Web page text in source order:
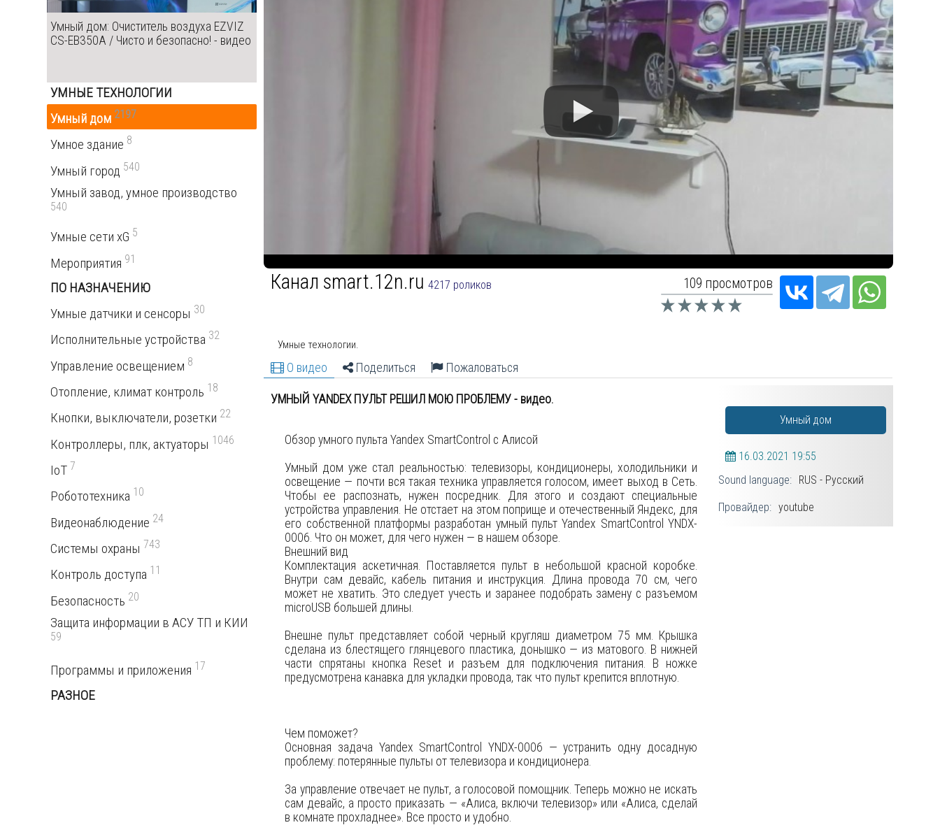
Канал smart.12n.ru 4217 роликов 109 просмотров
Умные технологии.
О видео Поделиться Пожаловаться
УМНЫЙ YANDEX ПУЛЬТ РЕШИЛ МОЮ ПРОБЛЕМУ - видео.
Обзор умного пульта Yandex SmartControl с Алисой
Умный дом уже стал реальностью: телевизоры, кондиционеры, холодильники и
освещение — почти вся такая техника управляется голосом, имеет выход в Сеть.
Чтобы ее распознать, нужен посредник. Для этого и создают специальные
устройства управления. Не отстает на этом поприще и отечественный Яндекс, для
его собственной платформы разработан умный пульт Yandex SmartControl YNDX-
0006. Что он может, для чего нужен — в нашем обзоре.
Внешний вид
Комплектация аскетичная. Поставляется пульт в небольшой красной коробке.
Внутри сам девайс, кабель питания и инструкция. Длина провода 70 см, чего
может не хватить. Это следует учесть и заранее подобрать замену с разъемом
microUSB большей длины.
Внешне пульт представляет собой черный кругляш диаметром 75 мм. Крышка
сделана из блестящего глянцевого пластика, донышко — из матового. В нижней
части спрятаны кнопка Reset и разъем для подключения питания. В ножке
предусмотрена канавка для укладки провода, так что пульт крепится вплотную.
Чем поможет?
Основная задача Yandex SmartControl YNDX-0006 — устранить одну досадную
проблему: потерянные пульты от телевизора и кондиционера.
За управление отвечает не пульт, а голосовой помощник. Теперь можно не искать
сам девайс, а просто приказать — «Алиса, включи телевизор» или «Алиса, сделай
в комнате прохладнее». Все просто и удобно.
Умный дом
16.03.2021 19:55
Sound language: RUS - Русский
Провайдер: youtube
Умный дом: Очиститель воздуха EZVIZ
CS-EB350A / Чисто и безопасно! - видео
УМНЫЕ ТЕХНОЛОГИИ
Умный дом 2197
Умное здание 8
Умный город 540
Умный завод, умное производство
540
Умные сети xG 5
Мероприятия 91
ПО НАЗНАЧЕНИЮ
Умные датчики и сенсоры 30
Исполнительные устройства 32
Управление освещением 8
Отопление, климат контроль 18
Кнопки, выключатели, розетки 22
Контроллеры, плк, актуаторы 1046
IoT 7
Робототехника 10
Видеонаблюдение 24
Системы охраны 743
Контроль доступа 11
Безопасность 20
Защита информации в АСУ ТП и КИИ
59
Программы и приложения 17
РАЗНОЕ